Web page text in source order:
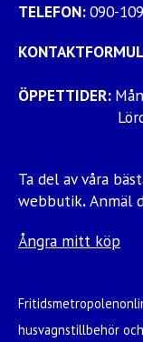
TELEFON:090-
ÖPPETTIDER:
Lördag:
Ta del av våra
webbutik.Anmäl
Ångra mitt köp
husvagnstillbehör